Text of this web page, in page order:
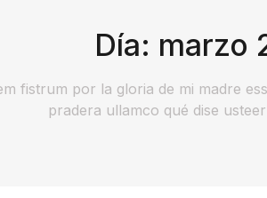
Día: marzo
fistrum por la gloria de mi madre
pradera ullamco qué dise